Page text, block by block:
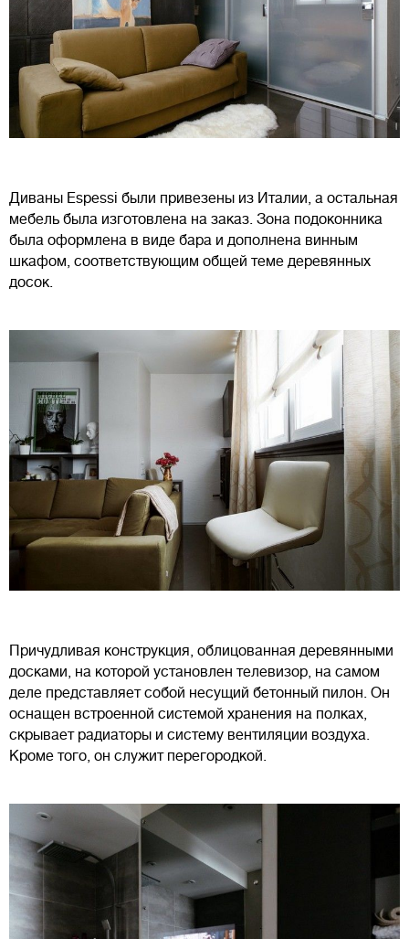
Диваны Espessi были привезены из Италии, а остальная
мебель была изготовлена ​​на заказ. Зона подоконника
была оформлена в виде бара и дополнена винным
шкафом, соответствующим общей теме деревянных
досок.
Причудливая конструкция, облицованная деревянными
досками, на которой установлен телевизор, на самом
деле представляет собой несущий бетонный пилон. Он
оснащен встроенной системой хранения на полках,
скрывает радиаторы и систему вентиляции воздуха.
Кроме того, он служит перегородкой.